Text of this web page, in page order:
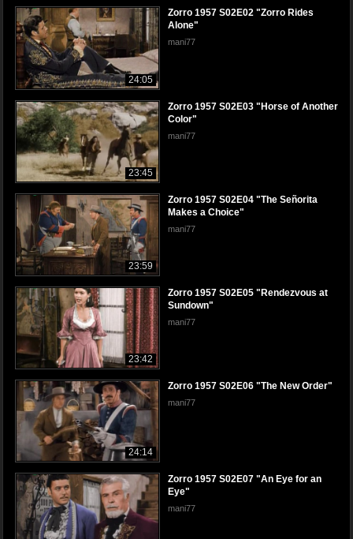
24:05
Zorro 1957 S02E02 "Zorro Rides
Alone"
mani77
23:45
Zorro 1957 S02E03 "Horse of Another
Color"
mani77
23:59
Zorro 1957 S02E04 "The Señorita
Makes a Choice"
mani77
23:42
Zorro 1957 S02E05 "Rendezvous at
Sundown"
mani77
24:14
Zorro 1957 S02E06 "The New Order"
mani77
Zorro 1957 S02E07 "An Eye for an
Eye"
mani77